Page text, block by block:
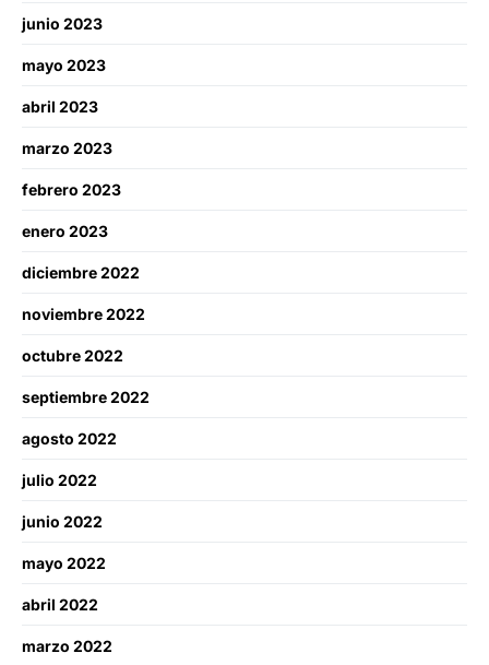
junio 2023
mayo 2023
abril 2023
marzo 2023
febrero 2023
enero 2023
diciembre 2022
noviembre 2022
octubre 2022
septiembre 2022
agosto 2022
julio 2022
junio 2022
mayo 2022
abril 2022
marzo 2022